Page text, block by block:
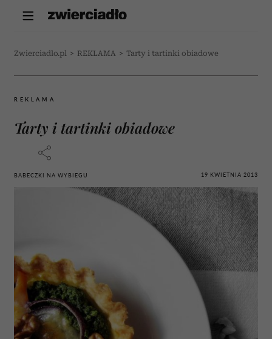
Zwierciadlo.pl > REKLAMA > Tarty i tartinki obiadowe
REKLAMA
Tarty i tartinki obiadowe
BABECZKI NA WYBIEGU 19 KWIETNIA 2013